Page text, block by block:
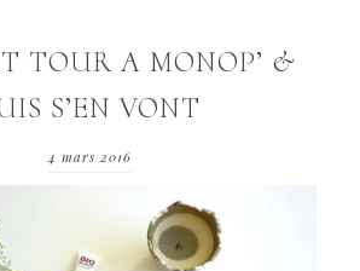
TOUR A MONOP’ &
S’EN VONT
4 mars 2016